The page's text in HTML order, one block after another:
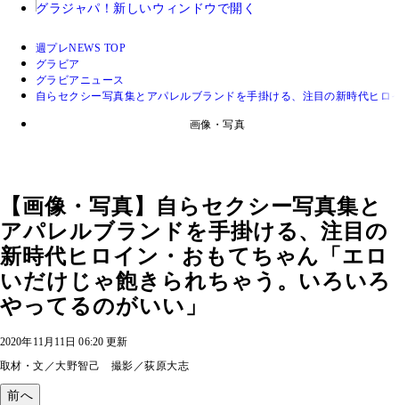
グラジャパ！ 新しいウィンドウで開く
週プレNEWS TOP
グラビア
グラビアニュース
自らセクシー写真集とアパレルブランドを手掛ける、注目の新時代ヒ
画像・写真
【画像・写真】自らセクシー写真集と
アパレルブランドを手掛ける、注目の
新時代ヒロイン・おもてちゃん「エロ
いだけじゃ飽きられちゃう。いろいろ
やってるのがいい」
2020年11月11日 06:20 更新
取材・文／大野智己 撮影／荻原大志
前へ